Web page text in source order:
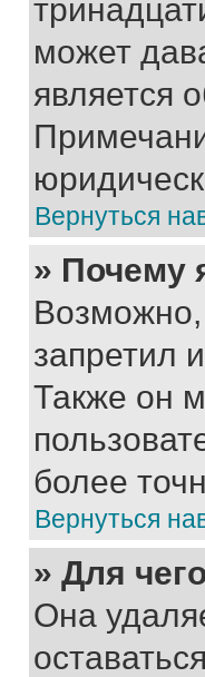
может
является
Вернуться
» Почему
запретил
Также он
более
Вернуться
» Для
Она